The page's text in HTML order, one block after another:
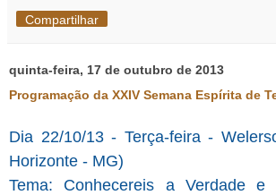
Compartilhar
quinta-feira, 17 de outubro de 2013
Programação da XXIV Semana Espírita de
Dia 22/10/13 - Terça-feira -
Horizonte - MG)
Tema: Conhecereis a Verdade